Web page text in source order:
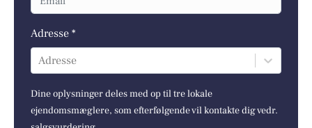
Adresse *
Adresse
Dine oplysninger deles med op til tre lokale
ejendomsmæglere, som efterfølgende vil kontakte dig vedr.